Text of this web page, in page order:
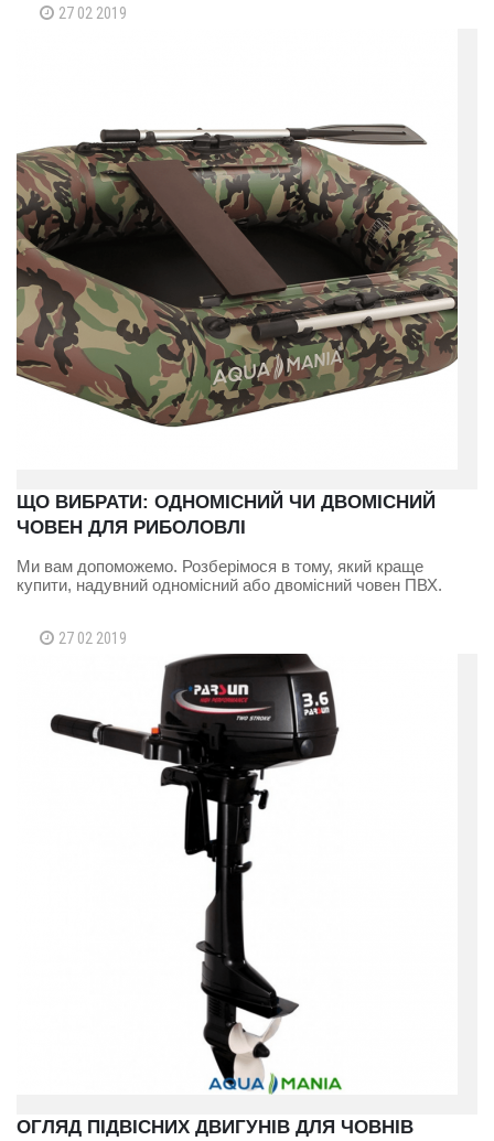
27 02 2019
ЩО ВИБРАТИ: ОДНОМІСНИЙ ЧИ ДВОМІСНИЙ
ЧОВЕН ДЛЯ РИБОЛОВЛІ
Ми вам допоможемо. Розберімося в тому, який краще
купити, надувний одномісний або двомісний човен ПВХ.
27 02 2019
ОГЛЯД ПІДВІСНИХ ДВИГУНІВ ДЛЯ ЧОВНІВ